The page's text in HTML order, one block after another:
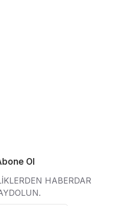
Ol
HABERDAR